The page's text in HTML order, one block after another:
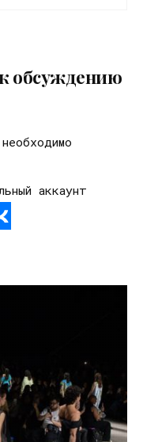
обсуждению
аккаунт